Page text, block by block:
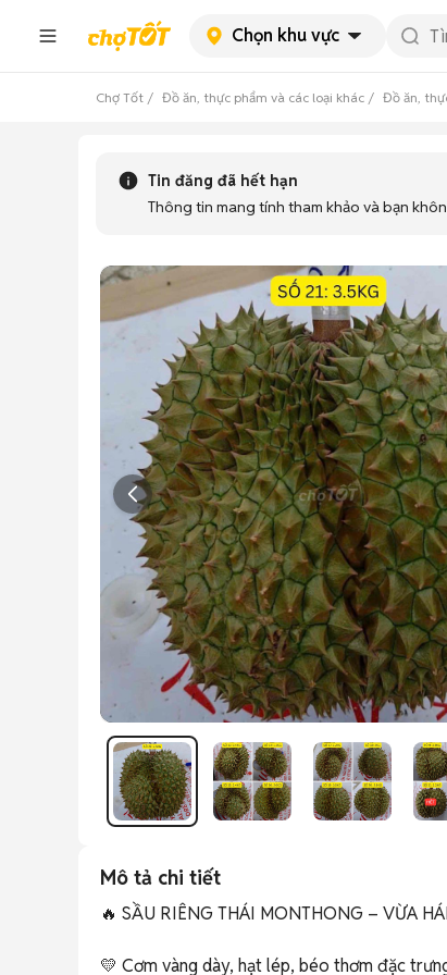
Chọn khu vực
Chợ Tốt Đồ ăn, thực phẩm và các loại khác Đồ ăn,
Tin đăng đã hết hạn
Thông tin mang tính tham khảo và bạn
Mô tả chi tiết
🔥 SẦU RIÊNG THÁI MONTHONG – VỪA
💛 Cơm vàng dày, hạt lép, béo thơm đặc